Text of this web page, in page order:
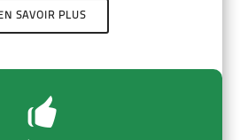
EN SAVOIR PLUS